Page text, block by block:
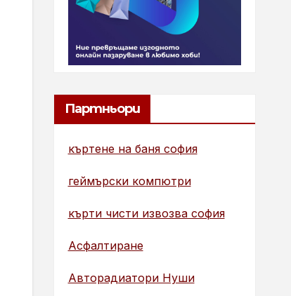
Партньори
къртене на баня софия
геймърски компютри
кърти чисти извозва софия
Асфалтиране
Авторадиатори Нуши